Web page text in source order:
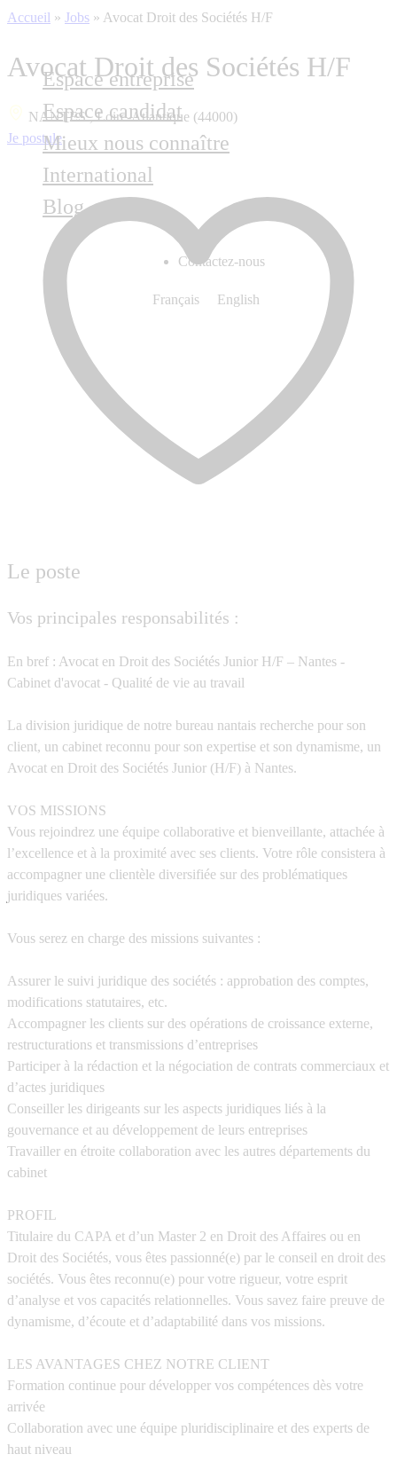
Espace entreprise
Espace candidat
Mieux nous connaître
International
Blog
Contactez-nous
Français English
Accueil » Jobs » Avocat Droit des Sociétés H/F
Avocat Droit des Sociétés H/F
NANTES , Loire-Atlantique (44000)
Je postule
Le poste
Vos principales responsabilités :
En bref : Avocat en Droit des Sociétés Junior H/F – Nantes -
Cabinet d'avocat - Qualité de vie au travail
La division juridique de notre bureau nantais recherche pour son
client, un cabinet reconnu pour son expertise et son dynamisme, un
Avocat en Droit des Sociétés Junior (H/F) à Nantes.
VOS MISSIONS
Vous rejoindrez une équipe collaborative et bienveillante, attachée à
l’excellence et à la proximité avec ses clients. Votre rôle consistera à
accompagner une clientèle diversifiée sur des problématiques
juridiques variées.
Vous serez en charge des missions suivantes :
Assurer le suivi juridique des sociétés : approbation des comptes,
modifications statutaires, etc.
Accompagner les clients sur des opérations de croissance externe,
restructurations et transmissions d’entreprises
Participer à la rédaction et la négociation de contrats commerciaux et
d’actes juridiques
Conseiller les dirigeants sur les aspects juridiques liés à la
gouvernance et au développement de leurs entreprises
Travailler en étroite collaboration avec les autres départements du
cabinet
PROFIL
Titulaire du CAPA et d’un Master 2 en Droit des Affaires ou en
Droit des Sociétés, vous êtes passionné(e) par le conseil en droit des
sociétés. Vous êtes reconnu(e) pour votre rigueur, votre esprit
d’analyse et vos capacités relationnelles. Vous savez faire preuve de
dynamisme, d’écoute et d’adaptabilité dans vos missions.
LES AVANTAGES CHEZ NOTRE CLIENT
Formation continue pour développer vos compétences dès votre
arrivée
Collaboration avec une équipe pluridisciplinaire et des experts de
haut niveau